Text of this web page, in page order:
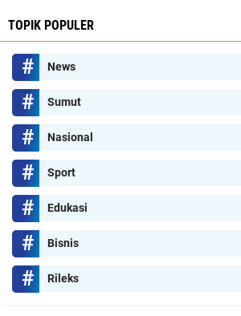
TOPIK POPULER
News
Sumut
Nasional
Sport
Edukasi
Bisnis
Rileks